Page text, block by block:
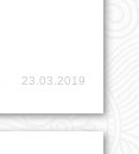
23.03.2019